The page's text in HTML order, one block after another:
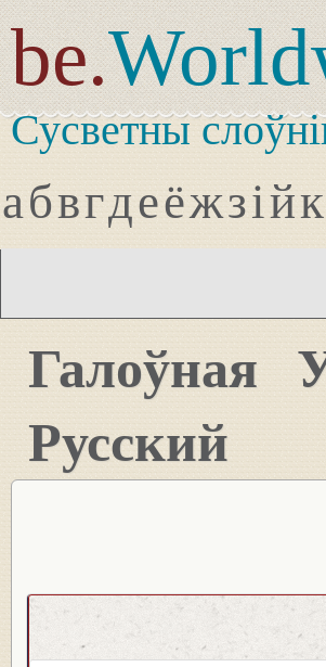
be.
Сусветны
абвгдеёжзійк
Галоўная
Русский